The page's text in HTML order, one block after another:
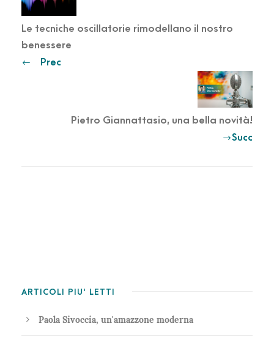
Le tecniche oscillatorie rimodellano il nostro
benessere
Prec
Pietro Giannattasio, una bella novità!
Succ
ARTICOLI PIU' LETTI
Paola Sivoccia, un'amazzone moderna